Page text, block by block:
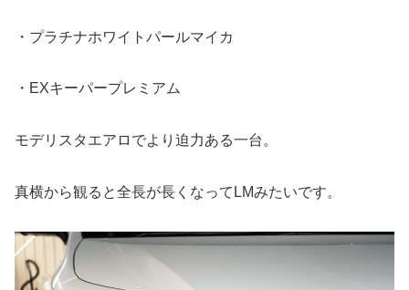
・プラチナホワイトパールマイカ
・EXキーパープレミアム
モデリスタエアロでより迫力ある一台。
真横から観ると全長が長くなってLMみたいです。